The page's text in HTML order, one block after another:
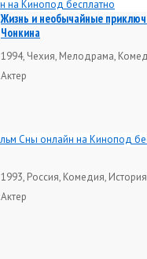
Жизнь и необычайные
Чонкина
1994, Чехия, Мелодрама,
Актер
1993, Россия, Комедия,
Актер